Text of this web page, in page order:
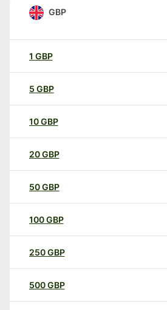
GBP
1 GBP
5 GBP
10GBP
20GBP
50GBP
100GBP
250GBP
500GBP